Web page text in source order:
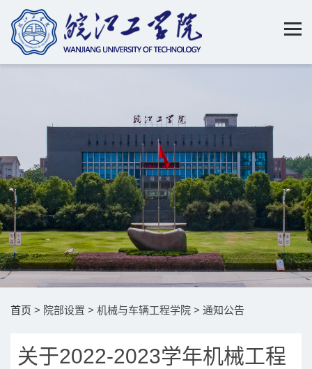
首页 > 院部设置 > 机械与车辆工程学院 > 通知公告
关于2022-2023学年机械工程